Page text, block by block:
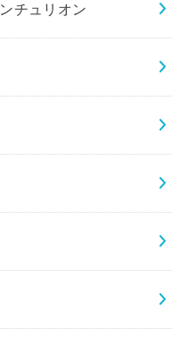
チュリオン